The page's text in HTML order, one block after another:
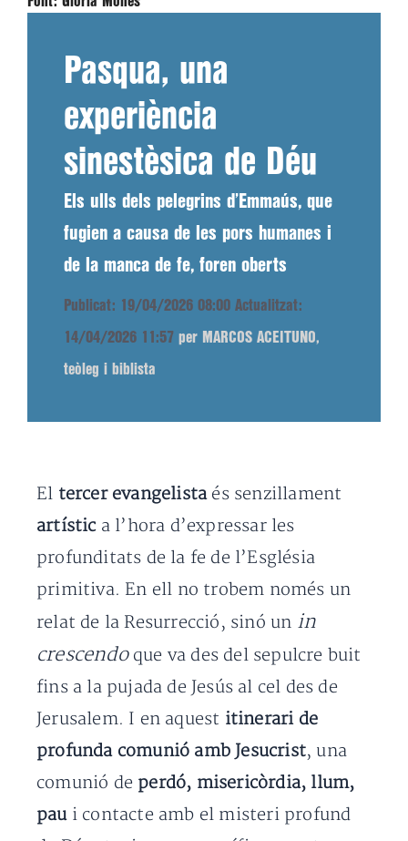
Pasqua, una
experiència
sinestèsica de Déu
Els ulls dels pelegrins d’Emmaús, que
fugien a causa de les pors humanes i
de la manca de fe, foren oberts
Publicat: 19/04/2026 08:00 Actualitzat:
14/04/2026 11:57 per MARCOS ACEITUNO,
teòleg i biblista
El tercer evangelistaés senzillament
artístic a l’hora d’expressar les
profunditats de la fe de l’Església
primitiva. En ell no trobem només un
relat de la Resurrecció, sinó un in
crescendoque va des del sepulcre buit
fins a la pujada de Jesús al cel des de
Jerusalem. I en aquest itinerari de
profunda comunió amb Jesucrist, una
comunió de perdó, misericòrdia, llum,
paui contacte amb el misteri profund